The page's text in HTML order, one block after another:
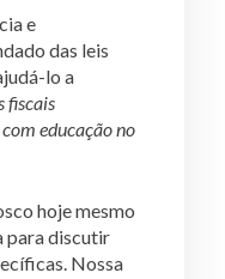
e
das leis
lo a
fiscais
educação no
hoje mesmo
para discutir
Nossa